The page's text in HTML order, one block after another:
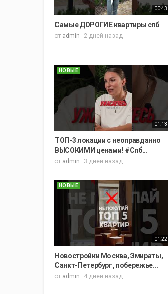
00:43
Самые ДОРОГИЕ квартиры спб
от admin 2 дней назад
01:13
НОВЫЕ
ТОП-3 локации с неоправданно
ВЫСОКИМИ ценами! #Спб...
от admin 3 дней назад
01:22
НОВЫЕ
Новостройки Москва, Эмираты,
Санкт-Петербург, побережье...
от admin 4 дней назад